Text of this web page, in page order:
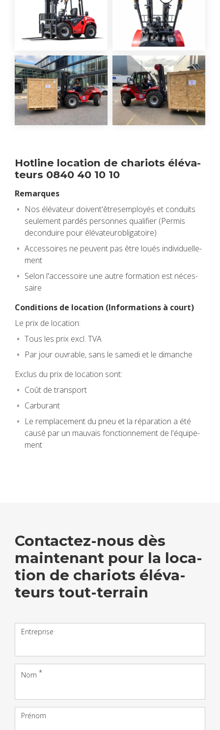
Hot­line loca­tion de cha­riots élé­va­
teurs 0840 40 10 10
Remarques
Nos élé­va­teur doi­vent'être­sem­ployés et conduits
seule­ment par­dés per­sonnes qua­li­fier (Per­mis
decon­duire pour élé­va­teu­ro­bli­ga­toire)
Acces­soires ne peuvent pas être loués indi­vi­duel­le­
ment
Selon l'ac­ces­soire une autre for­ma­tion est néces­
saire
Condi­tions de loca­tion (Infor­ma­tions à court)
Le prix de loca­tion:
Tous les prix excl. TVA
Par jour ouvrable, sans le samedi et le dimanche
Exclus du prix de loca­tion sont:
Coût de trans­port
Car­bu­rant
Le rem­pla­ce­ment du pneu et la répa­ra­tion a été
causé par un mau­vais fonc­tion­ne­ment de l'équi­pe­
ment
Contac­tez-nous dès
main­te­nant pour la loca­
tion de cha­riots élé­va­
teurs tout-ter­rain
Entreprise
Nom
Prénom